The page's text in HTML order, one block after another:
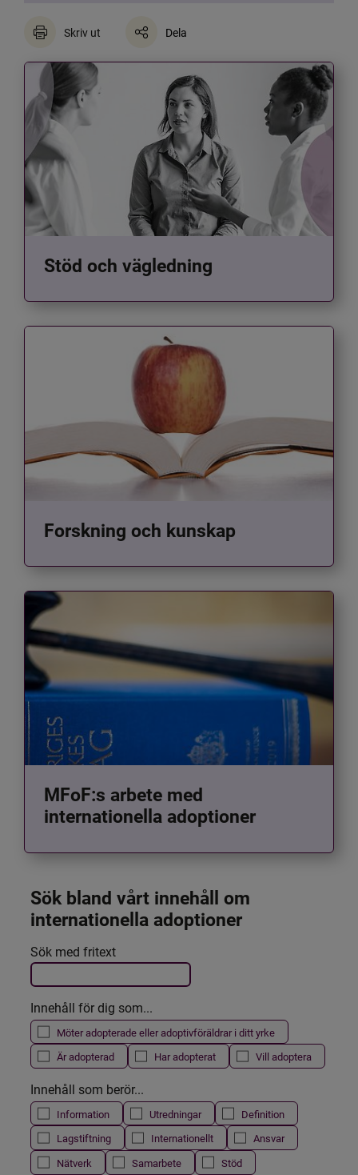
Skriv ut Dela
Stöd och vägledning
Forskning och kunskap
MFoF:s arbete med
internationella adoptioner
Sök bland vårt innehåll om
internationella adoptioner
Filtrera resultatet
Det här formuläret postas automatiskt
Sök med fritext
Innehåll för dig som...
Möter adopterade eller adoptivföräldrar i ditt yrke
Är adopterad
Har adopterat Vill adoptera
Innehåll som berör...
Information Utredningar
Definition
Lagstiftning
Internationellt
Ansvar
Nätverk
Samarbete
Stöd